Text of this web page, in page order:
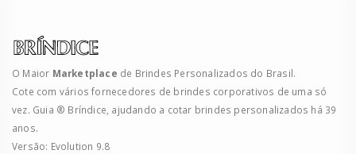
O Maior Marketplace de Brindes Personalizados do Brasil.
Cote com vários fornecedores de brindes corporativos de uma só
vez. Guia ® Bríndice, ajudando a cotar brindes personalizados há 39
anos.
Versão: Evolution 9.8